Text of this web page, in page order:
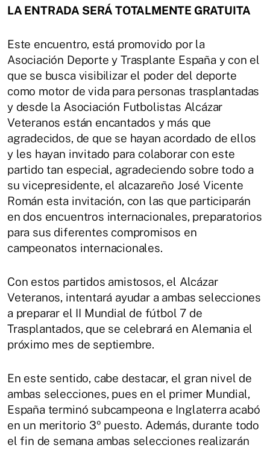
LA ENTRADA SERÁ TOTALMENTE GRATUITA
Este encuentro, está promovido por la
Asociación Deporte y Trasplante España y con el
que se busca visibilizar el poder del deporte
como motor de vida para personas trasplantadas
y desde la Asociación Futbolistas Alcázar
Veteranos están encantados y más que
agradecidos, de que se hayan acordado de ellos
y les hayan invitado para colaborar con este
partido tan especial, agradeciendo sobre todo a
su vicepresidente, el alcazareño José Vicente
Román esta invitación, con las que participarán
en dos encuentros internacionales, preparatorios
para sus diferentes compromisos en
campeonatos internacionales.
Con estos partidos amistosos, el Alcázar
Veteranos, intentará ayudar a ambas selecciones
a preparar el II Mundial de fútbol 7 de
Trasplantados, que se celebrará en Alemania el
próximo mes de septiembre.
En este sentido, cabe destacar, el gran nivel de
ambas selecciones, pues en el primer Mundial,
España terminó subcampeona e Inglaterra acabó
en un meritorio 3º puesto. Además, durante todo
el fin de semana ambas selecciones realizarán